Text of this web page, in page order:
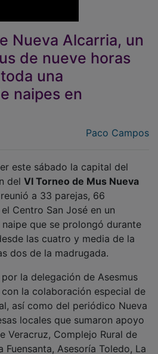
Nueva Alcarria, un
de nueve horas
una
naipes en
delVI Torneo de Mus Nueva
a 33 parejas, 66
Centro San José en un
que se prolongó durante
las cuatro y media de la
dos de la madrugada.
la delegación de Asesmus
la colaboración especial de
así como del periódico Nueva
locales que sumaron apoyo
Veracruz, Complejo Rural de
Asesoría Toledo, La
Bravo de Lucas.